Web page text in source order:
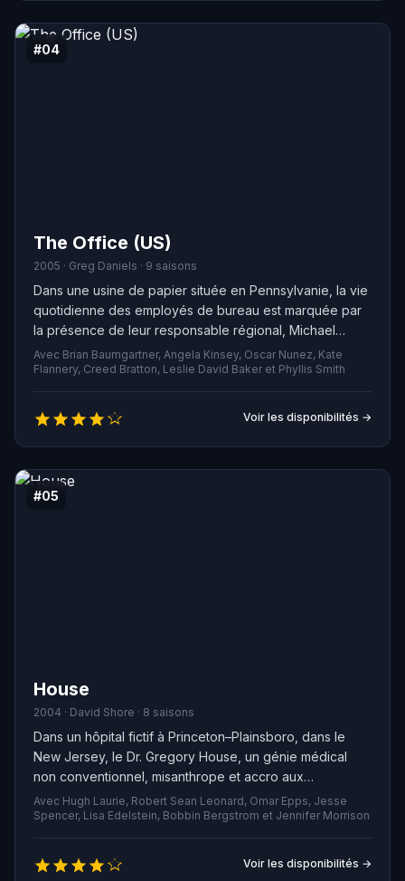
#04
The Office (US)
2005 · Greg Daniels · 9 saisons
Dans une usine de papier située en Pennsylvanie, la vie
quotidienne des employés de bureau est marquée par
la présence de leur responsable régional, Michael
Scott. Convaincu d'être l'homme le plus amusant de
l'entreprise, Michael ignore que ses employés
supportent son comportement principalement parce
qu'il détient le pouvoir financier. Bien qu'il s'efforce de
se montrer sympathique et apprécié, il est en réalité
perçu comme pitoyable par ceux avec qui il travaille.
Avec Brian Baumgartner, Angela Kinsey, Oscar Nunez, Kate
Flannery, Creed Bratton, Leslie David Baker et Phyllis Smith
Voir les disponibilités →
#05
House
2004 · David Shore · 8 saisons
Dans un hôpital fictif à Princeton–Plainsboro, dans le
New Jersey, le Dr. Gregory House, un génie médical
non conventionnel, misanthrope et accro aux
médicaments, dirige une équipe de diagnosticiens.
Avec Hugh Laurie, Robert Sean Leonard, Omar Epps, Jesse
Spencer, Lisa Edelstein, Bobbin Bergstrom et Jennifer Morrison
Voir les disponibilités →